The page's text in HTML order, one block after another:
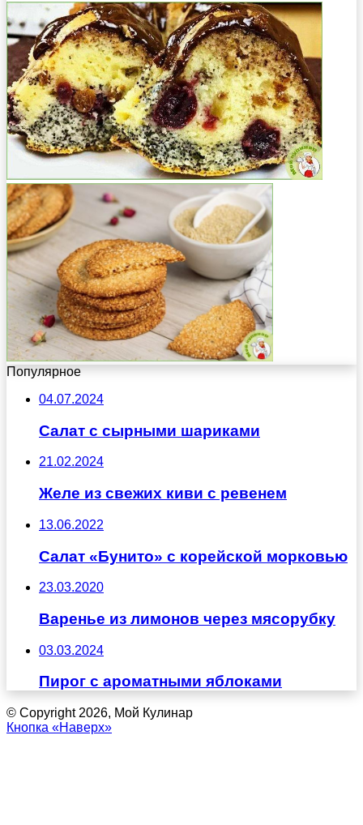
Популярное
04.07.2024
Салат с сырными шариками
21.02.2024
Желе из свежих киви с ревенем
13.06.2022
Салат «Бунито» с корейской морковью
23.03.2020
Варенье из лимонов через мясорубку
03.03.2024
Пирог с ароматными яблоками
© Copyright 2026, Мой Кулинар
Кнопка «Наверх»